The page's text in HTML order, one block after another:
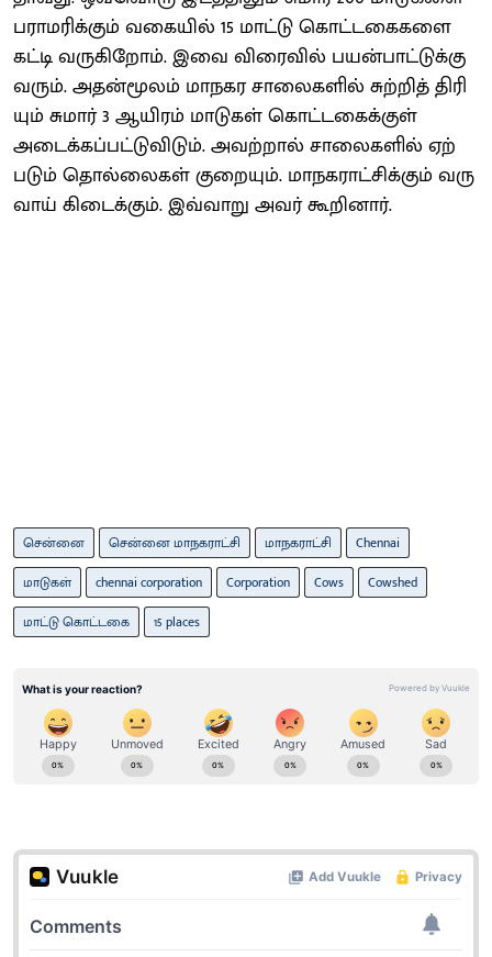
பராமரிக்​கும் வகையில் 15 மாட்டு கொட்​டகைகளை
கட்டி வருகிறோம். இவை விரை​வில் பயன்​பாட்டுக்கு
வரும். அதன்​மூலம் மாநகர சாலைகளில் சுற்றித் ​திரி​
யும் சு​மார் 3 ஆ​யிரம் ​மாடு​கள் ​கொட்​டகைக்​குள்
அடைக்​கப்​பட்டு​விடும். அவற்​றால் சாலைகளில் ஏற்​
படும் தொல்​லைகள் குறை​யும். ​மாநக​ராட்​சிக்​கும் வரு​
வாய் கிடைக்​கும். இவ்​வாறு அவர்​ கூறினார்​.
சென்னை சென்னை மாநகராட்சி மாநகராட்சி
Chennai
மாடுகள்
chennai corporation Corporation Cows
Cowshed
மாட்டு கொட்டகை
15 places